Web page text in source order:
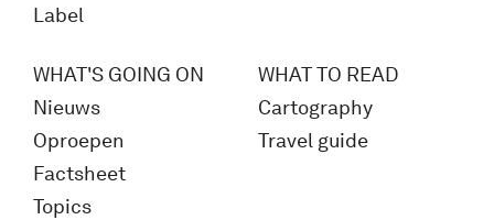
Label
WHAT'S GOING ON
Nieuws
Oproepen
Factsheet
Topics
WHAT TO READ
Cartography
Travel guide